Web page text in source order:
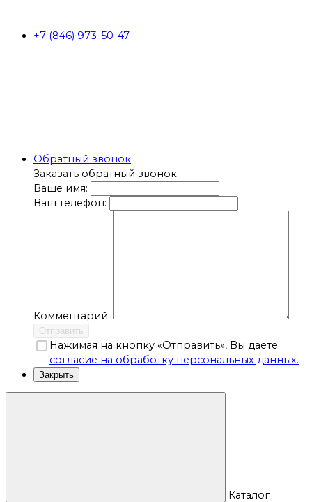
+7 (846) 973-50-47
Обратный звонок
Заказать обратный звонок
Ваше имя:
Ваш телефон:
Комментарий:
Отправить
Нажимая на кнопку «Отправить», Вы даете
согласие на обработку персональных данных.
Закрыть
Каталог